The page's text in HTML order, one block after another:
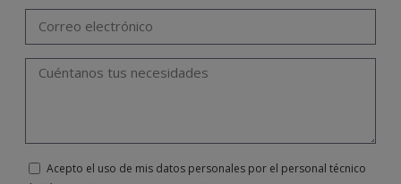
Acepto el uso de mis datos personales por el personal técnico